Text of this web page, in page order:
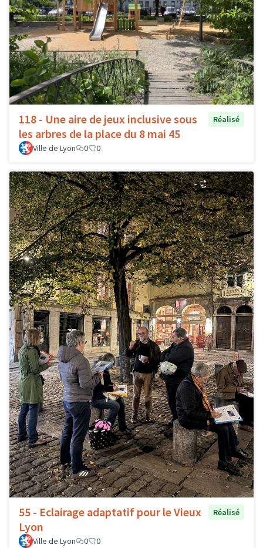
118 - Une aire de jeux inclusive sous
les arbres de la place du 8 mai 45
Réalisé
Ville de Lyon 0 0
55 - Eclairage adaptatif pour le Vieux
Lyon
Réalisé
Ville de Lyon 0 0